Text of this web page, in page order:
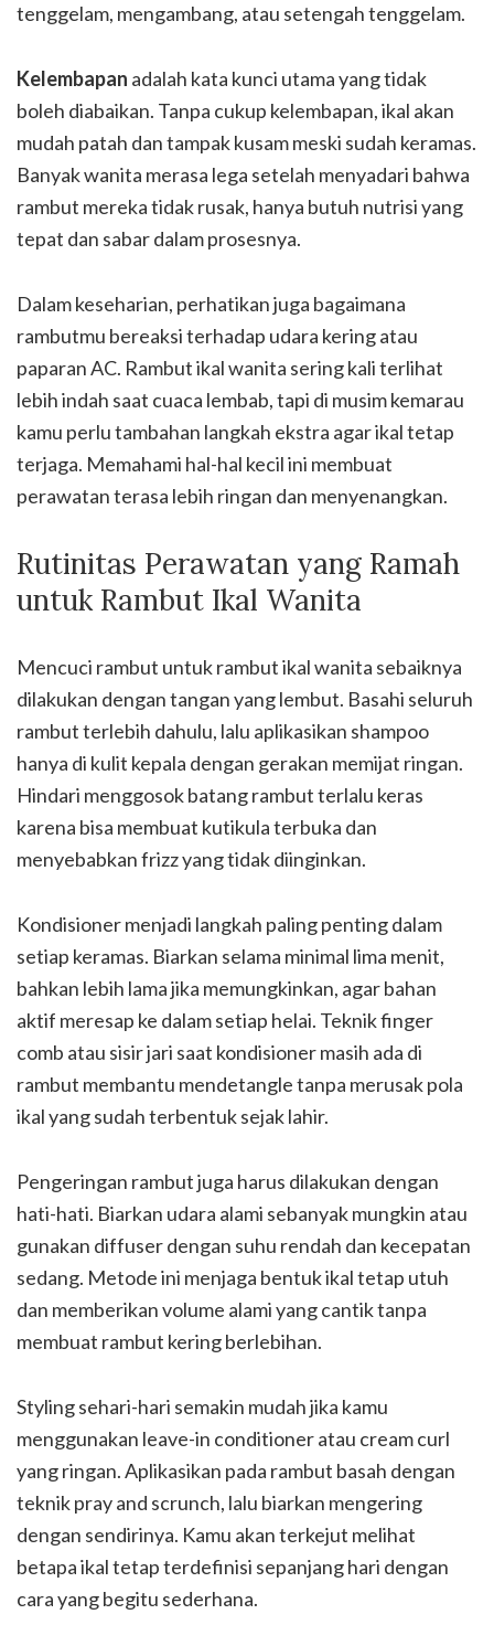
tenggelam, mengambang, atau setengah tenggelam.
Kelembapan adalah kata kunci utama yang tidak
boleh diabaikan. Tanpa cukup kelembapan, ikal akan
mudah patah dan tampak kusam meski sudah keramas.
Banyak wanita merasa lega setelah menyadari bahwa
rambut mereka tidak rusak, hanya butuh nutrisi yang
tepat dan sabar dalam prosesnya.
Dalam keseharian, perhatikan juga bagaimana
rambutmu bereaksi terhadap udara kering atau
paparan AC. Rambut ikal wanita sering kali terlihat
lebih indah saat cuaca lembab, tapi di musim kemarau
kamu perlu tambahan langkah ekstra agar ikal tetap
terjaga. Memahami hal-hal kecil ini membuat
perawatan terasa lebih ringan dan menyenangkan.
Rutinitas Perawatan yang Ramah
untuk Rambut Ikal Wanita
Mencuci rambut untuk rambut ikal wanita sebaiknya
dilakukan dengan tangan yang lembut. Basahi seluruh
rambut terlebih dahulu, lalu aplikasikan shampoo
hanya di kulit kepala dengan gerakan memijat ringan.
Hindari menggosok batang rambut terlalu keras
karena bisa membuat kutikula terbuka dan
menyebabkan frizz yang tidak diinginkan.
Kondisioner menjadi langkah paling penting dalam
setiap keramas. Biarkan selama minimal lima menit,
bahkan lebih lama jika memungkinkan, agar bahan
aktif meresap ke dalam setiap helai. Teknik finger
comb atau sisir jari saat kondisioner masih ada di
rambut membantu mendetangle tanpa merusak pola
ikal yang sudah terbentuk sejak lahir.
Pengeringan rambut juga harus dilakukan dengan
hati-hati. Biarkan udara alami sebanyak mungkin atau
gunakan diffuser dengan suhu rendah dan kecepatan
sedang. Metode ini menjaga bentuk ikal tetap utuh
dan memberikan volume alami yang cantik tanpa
membuat rambut kering berlebihan.
Styling sehari-hari semakin mudah jika kamu
menggunakan leave-in conditioner atau cream curl
yang ringan. Aplikasikan pada rambut basah dengan
teknik pray and scrunch, lalu biarkan mengering
dengan sendirinya. Kamu akan terkejut melihat
betapa ikal tetap terdefinisi sepanjang hari dengan
cara yang begitu sederhana.